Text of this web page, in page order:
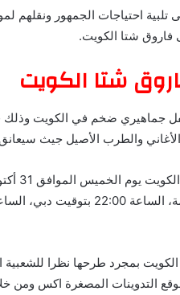
احتياجات الجمهور ونقلهم
فاروق شتا الكويت.
شتا الكويت
جماهيري ضخم في الكويت وذلك
والطرب الأصيل جيث
بمجرد طرحها نظرا للشعبية
التدوينات المصغرة اكس ومن